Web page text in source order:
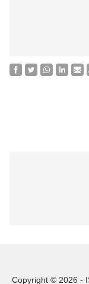
Copyright © 2026 -